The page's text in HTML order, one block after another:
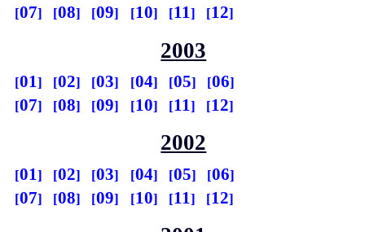
07
08 09 10 11 12
2003
01 02 03 04 05
06
07
08 09 10 11 12
2002
01 02 03 04 05
06
07
08 09 10 11 12